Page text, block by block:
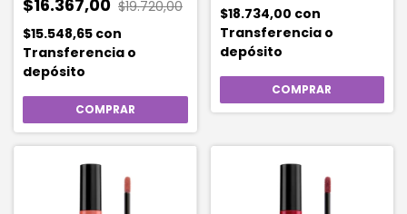
$16.367,00 $19.720,00
$15.548,65 con
Transferencia o
depósito
$18.734,00 con
Transferencia o
depósito